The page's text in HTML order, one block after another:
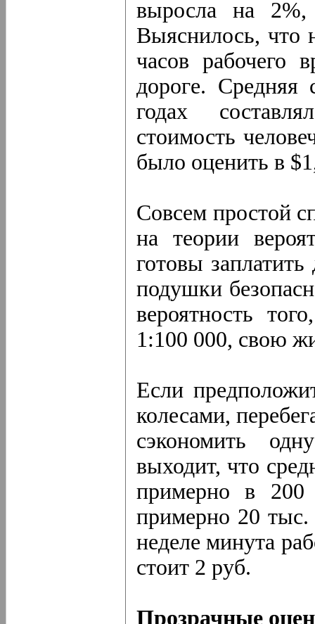
выросла на
Выяснилось, что
часов рабочего
дороге. Средняя
годах
стоимость
было оценить в
Совсем простой
на теории
готовы
подушки
вероятность
1:100 000, свою
Если
колесами,
сэкономить
выходит, что
примерно в 200
примерно 20 тыс.
неделе минута
стоит 2 руб.
Прозрачные